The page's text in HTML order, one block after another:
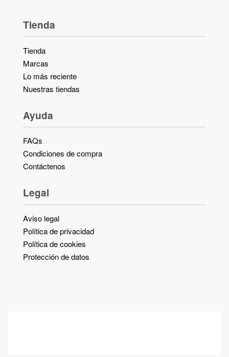
Tienda
Tienda
Marcas
Lo más reciente​
Nuestras tiendas​
Ayuda
FAQs
Condiciones de compra
Contáctenos
Legal
Aviso legal
Política de privacidad
Política de cookies
Protección de datos